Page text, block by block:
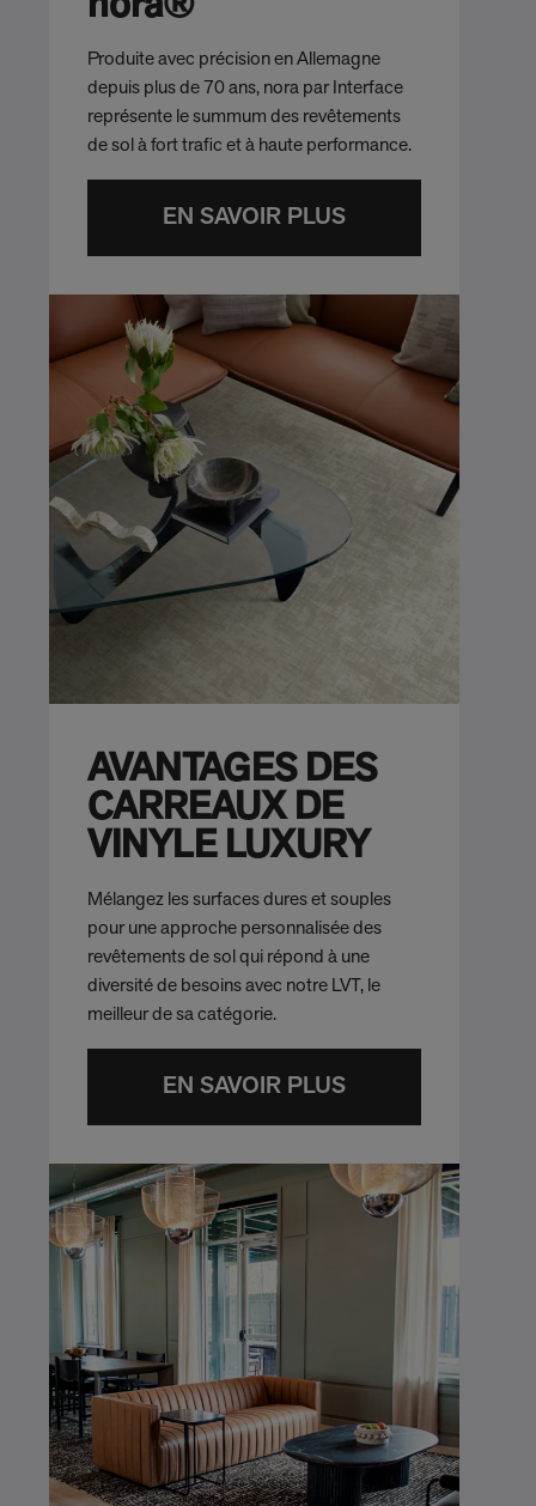
Produite avec précision en Allemagne
depuis plus de 70 ans, nora par Interface
représente le summum des revêtements
de sol à fort trafic et à haute performance.
EN SAVOIR PLUS
AVANTAGES DES
CARREAUX DE
VINYLE LUXURY
Mélangez les surfaces dures et souples
pour une approche personnalisée des
revêtements de sol qui répond à une
diversité de besoins avec notre LVT, le
meilleur de sa catégorie.
EN SAVOIR PLUS